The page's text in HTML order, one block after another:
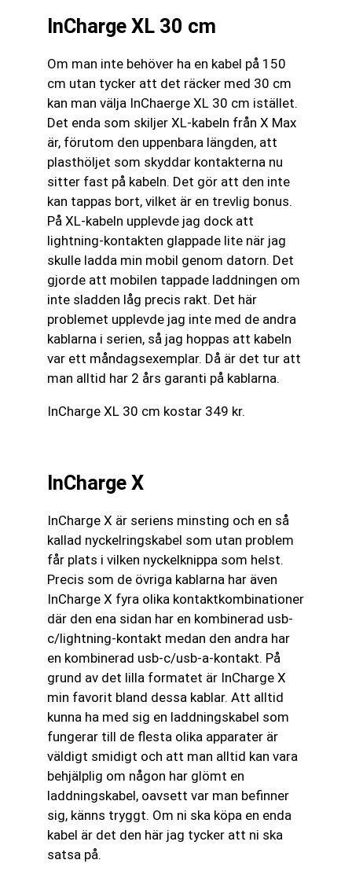
InCharge XL 30 cm
Om man inte behöver ha en kabel på 150
cm utan tycker att det räcker med 30 cm
kan man välja InChaerge XL 30 cm istället.
Det enda som skiljer XL-kabeln från X Max
är, förutom den uppenbara längden, att
plasthöljet som skyddar kontakterna nu
sitter fast på kabeln. Det gör att den inte
kan tappas bort, vilket är en trevlig bonus.
På XL-kabeln upplevde jag dock att
lightning-kontakten glappade lite när jag
skulle ladda min mobil genom datorn. Det
gjorde att mobilen tappade laddningen om
inte sladden låg precis rakt. Det här
problemet upplevde jag inte med de andra
kablarna i serien, så jag hoppas att kabeln
var ett måndagsexemplar. Då är det tur att
man alltid har 2 års garanti på kablarna.
InCharge XL 30 cm kostar 349 kr.
InCharge X
InCharge X är seriens minsting och en så
kallad nyckelringskabel som utan problem
får plats i vilken nyckelknippa som helst.
Precis som de övriga kablarna har även
InCharge X fyra olika kontaktkombinationer
där den ena sidan har en kombinerad usb-
c/lightning-kontakt medan den andra har
en kombinerad usb-c/usb-a-kontakt. På
grund av det lilla formatet är InCharge X
min favorit bland dessa kablar. Att alltid
kunna ha med sig en laddningskabel som
fungerar till de flesta olika apparater är
väldigt smidigt och att man alltid kan vara
behjälplig om någon har glömt en
laddningskabel, oavsett var man befinner
sig, känns tryggt. Om ni ska köpa en enda
kabel är det den här jag tycker att ni ska
satsa på.